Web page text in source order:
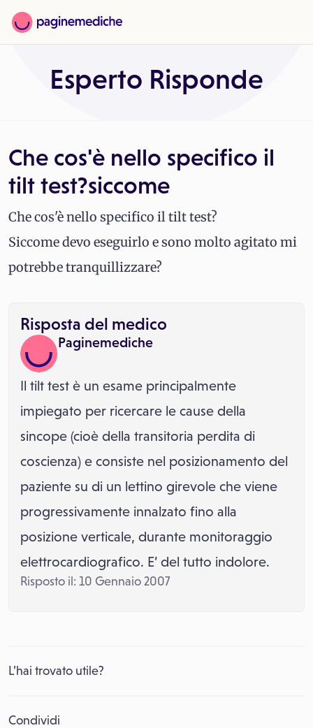
Esperto Risponde
Che cos'è nello specifico il
tilt test?siccome
Che cos'è nello specifico il tilt test?
Siccome devo eseguirlo e sono molto agitato mi
potrebbe tranquillizzare?
Risposta del medico
Paginemediche
Il tilt test è un esame principalmente
impiegato per ricercare le cause della
sincope (cioè della transitoria perdita di
coscienza) e consiste nel posizionamento del
paziente su di un lettino girevole che viene
progressivamente innalzato fino alla
posizione verticale, durante monitoraggio
elettrocardiografico. E’ del tutto indolore.
Risposto il: 10 Gennaio 2007
L’hai trovato utile?
Condividi